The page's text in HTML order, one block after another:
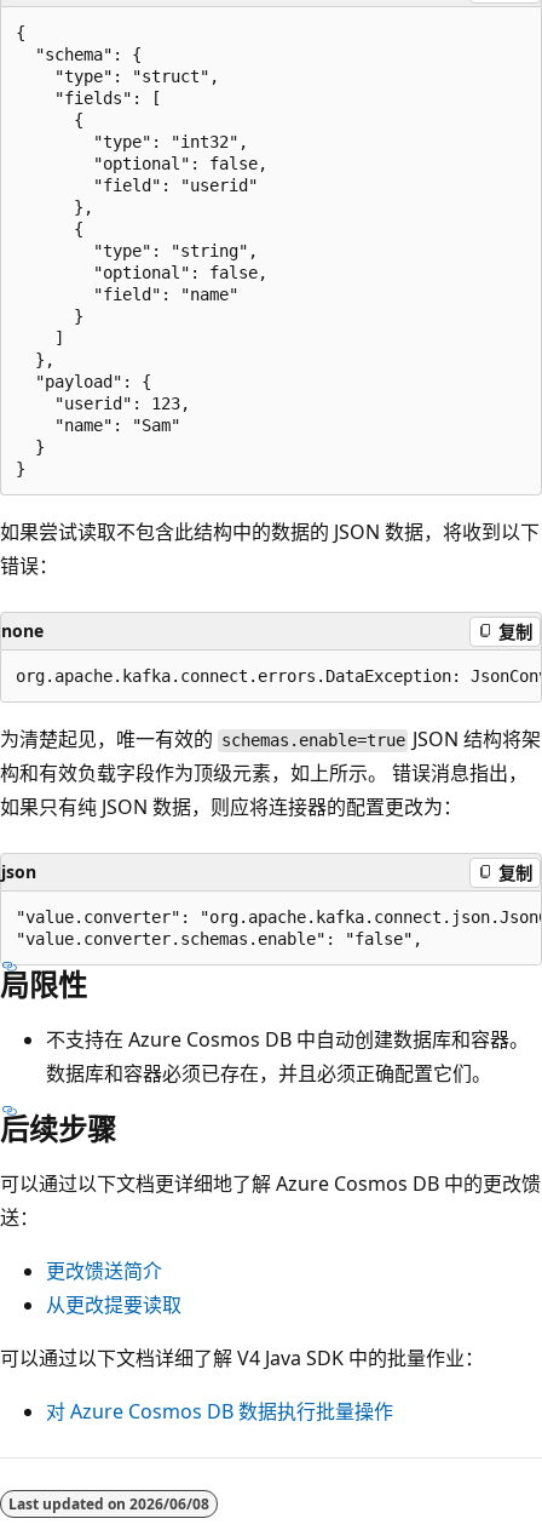
{
  "schema": {
    "type": "struct",
    "fields": [
      {
        "type": "int32",
        "optional": false,
        "field": "userid"
      },
      {
        "type": "string",
        "optional": false,
        "field": "name"
      }
    ]
  },
  "payload": {
    "userid": 123,
    "name": "Sam"
  }
如果尝试读取不包含此结构中的数据的 JSON 数据，将收到以下
错误：
none 复制
为清楚起见，唯一有效的 schemas.enable=true JSON 结构将架
构和有效负载字段作为顶级元素，如上所示。 错误消息指出，
如果只有纯 JSON 数据，则应将连接器的配置更改为：
json 复制
"value.converter":
局限性
不支持在 Azure Cosmos DB 中自动创建数据库和容器。
数据库和容器必须已存在，并且必须正确配置它们。
后续步骤
可以通过以下文档更详细地了解 Azure Cosmos DB 中的更改馈
送：
更改馈送简介
从更改提要读取
可以通过以下文档详细了解 V4 Java SDK 中的批量作业：
对 Azure Cosmos DB 数据执行批量操作
Last updated on 2026/06/08